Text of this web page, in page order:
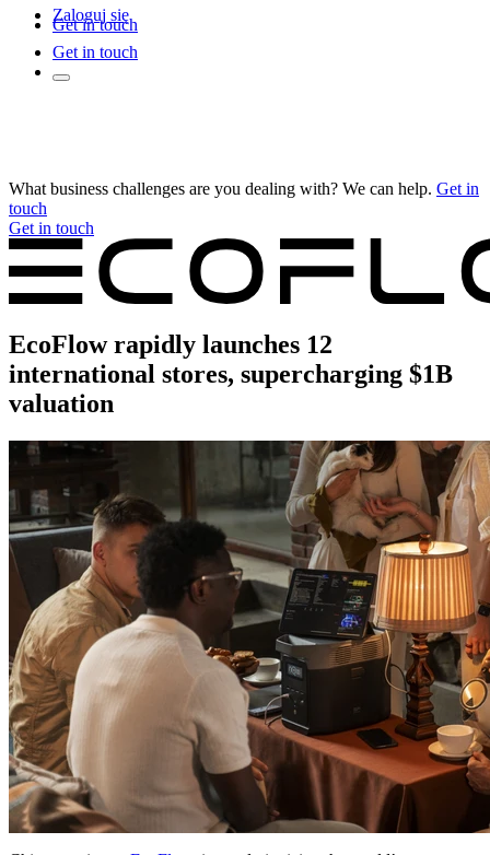
Zaloguj się
Get in touch
Get in touch
What business challenges are you dealing with? We can help. Get in
touch
Get in touch
EcoFlow rapidly launches 12
international stores, supercharging $1B
valuation